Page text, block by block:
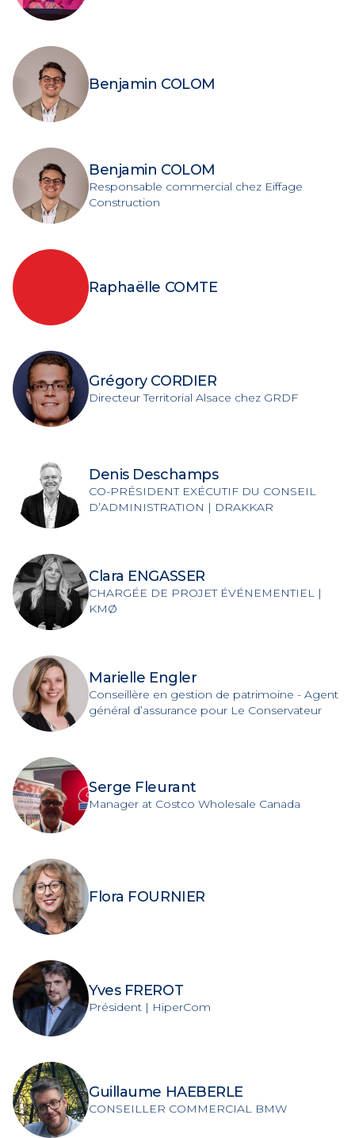
Benjamin COLOM
Benjamin COLOM
Responsable commercial chez Eiffage
Construction
Raphaëlle COMTE
Grégory CORDIER
Directeur Territorial Alsace chez GRDF
Denis Deschamps
CO-PRÉSIDENT EXÉCUTIF DU CONSEIL
D’ADMINISTRATION | DRAKKAR
Clara ENGASSER
CHARGÉE DE PROJET ÉVÉNEMENTIEL |
KMØ
Marielle Engler
Conseillère en gestion de patrimoine - Agent
général d’assurance pour Le Conservateur
Serge Fleurant
Manager at Costco Wholesale Canada
Flora FOURNIER
Yves FREROT
Président | HiperCom
Guillaume HAEBERLE
CONSEILLER COMMERCIAL BMW